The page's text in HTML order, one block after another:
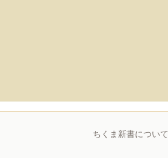
ちくま新書について